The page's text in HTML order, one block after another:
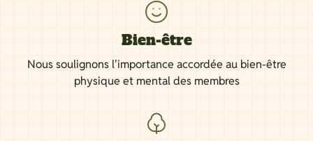
Bien-être
Nous soulignons l'importance accordée au bien-être
physique et mental des membres